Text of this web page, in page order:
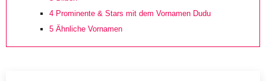
4 Prominente & Stars mit dem Vornamen Dudu
5 Ähnliche Vornamen